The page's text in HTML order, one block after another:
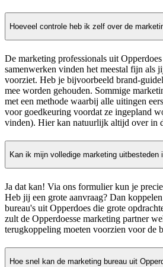
Hoeveel controle heb ik zelf over de
De marketing professionals uit
samenwerken vinden het meestal fijn als
voorziet. Heb je bijvoorbeeld brand-
mee worden gehouden. Sommige
met een methode waarbij alle uitingen
voor goedkeuring voordat ze ingepland
vinden). Hier kan natuurlijk altijd over in
Kan ik mijn volledige marketing uitbesteden
Ja dat kan! Via ons formulier kun je
Heb jij een grote aanvraag? Dan
bureau's uit Opperdoes die grote
zult de Opperdoesse marketing partner
terugkoppeling moeten voorzien voor de
Hoe snel kan de marketing bureau uit